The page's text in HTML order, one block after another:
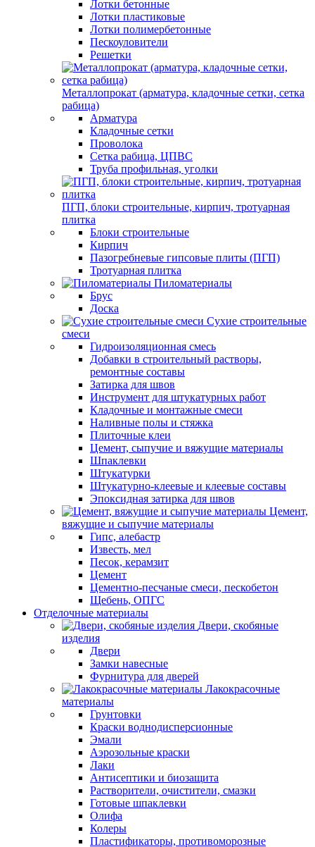
Лотки бетонные
Лотки пластиковые
Лотки полимербетонные
Пескоуловители
Решетки
Металлопрокат (арматура, кладочные сетки, сетка
рабица)
Арматура
Кладочные сетки
Проволока
Сетка рабица, ЦПВС
Труба профильная, уголки
ПГП, блоки строительные, кирпич, тротуарная
плитка
Блоки строительные
Кирпич
Пазогребневые гипсовые плиты (ПГП)
Тротуарная плитка
Пиломатериалы
Брус
Доска
Сухие строительные
смеси
Гидроизоляционная смесь
Добавки в строительный растворы,
ремонтные составы
Затирка для швов
Инструмент для штукатурных работ
Кладочные и монтажные смеси
Наливные полы и стяжка
Плиточные клеи
Цемент, сыпучие и вяжущие материалы
Шпаклевки
Штукатурки
Штукатурно-клеевые и клеевые составы
Эпоксидная затирка для швов
Цемент,
вяжущие и сыпучие материалы
Гипс, алебастр
Известь, мел
Песок, керамзит
Цемент
Цементно-песчаные смеси, пескобетон
Щебень, ОПГС
Отделочные материалы
Двери, скобяные
изделия
Двери
Замки навесные
Фурнитура для дверей
Лакокрасочные
материалы
Грунтовки
Краски воднодисперсионные
Эмали
Аэрозольные краски
Лаки
Антисептики и биозащита
Растворители, очистители, смазки
Готовые шпаклевки
Олифа
Колеры
Пластификаторы, противоморозные